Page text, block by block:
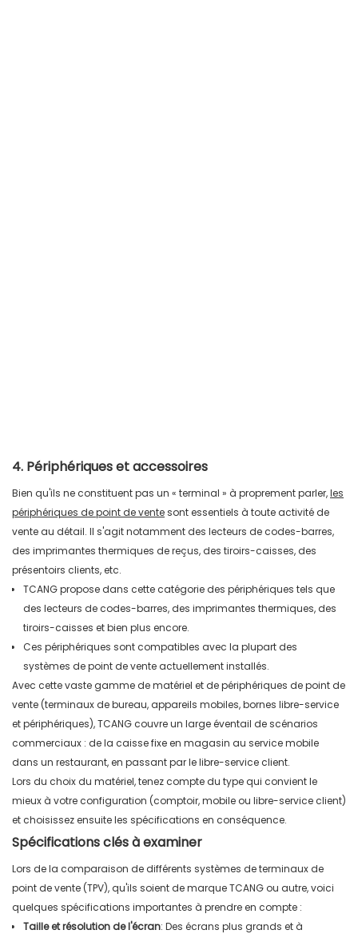
4. Périphériques et accessoires
Bien qu'ils ne constituent pas un « terminal » à proprement parler,les
périphériques de point de ventesont essentiels à toute activité de
vente au détail. Il s'agit notamment des lecteurs de codes-barres,
des imprimantes thermiques de reçus, des tiroirs-caisses, des
présentoirs clients, etc.
TCANG propose dans cette catégorie des périphériques tels que
des lecteurs de codes-barres, des imprimantes thermiques, des
tiroirs-caisses et bien plus encore.
Ces périphériques sont compatibles avec la plupart des
systèmes de point de vente actuellement installés.
Avec cette vaste gamme de matériel et de périphériques de point de
vente (terminaux de bureau, appareils mobiles, bornes libre-service
et périphériques), TCANG couvre un large éventail de scénarios
commerciaux : de la caisse fixe en magasin au service mobile
dans un restaurant, en passant par le libre-service client.
Lors du choix du matériel, tenez compte du type qui convient le
mieux à votre configuration (comptoir, mobile ou libre-service client)
et choisissez ensuite les spécifications en conséquence.
Spécifications clés à examiner
Lors de la comparaison de différents systèmes de terminaux de
point de vente (TPV), qu'ils soient de marque TCANG ou autre, voici
quelques spécifications importantes à prendre en compte :
Taille et résolution de l'écran:Des écrans plus grands et à